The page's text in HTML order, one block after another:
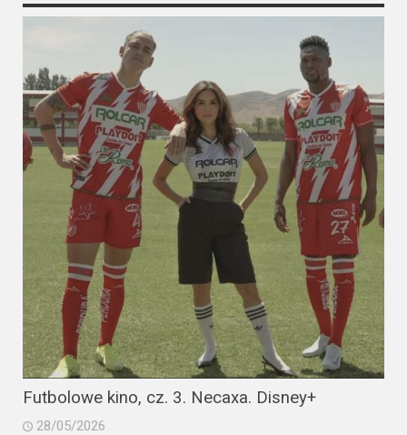
Futbolowe kino, cz. 3. Necaxa. Disney+
28/05/2026